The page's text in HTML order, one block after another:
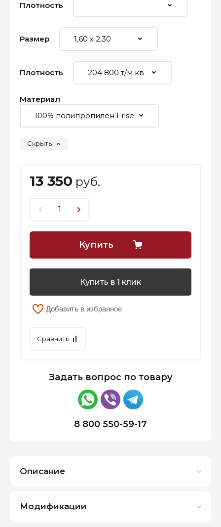
Плотность
Размер
Плотность
Материал
Скрыть
13 350 руб.
Купить
Купить в 1 клик
Добавить в избранное
Сравнить
Задать вопрос по товару
8 800 550-59-17
Описание
Модификации